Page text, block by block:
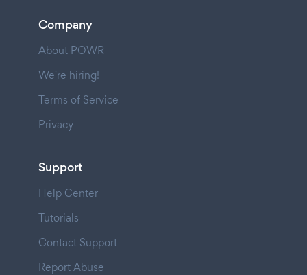
Company
About POWR
We're hiring!
Terms of Service
Privacy
Support
Help Center
Tutorials
Contact Support
Report Abuse